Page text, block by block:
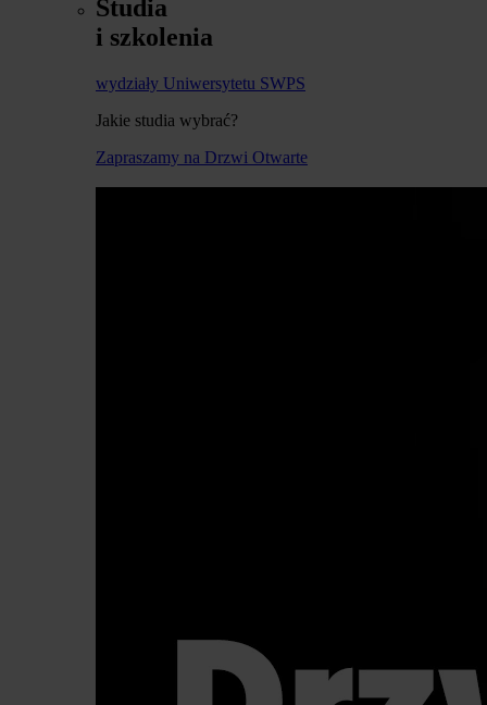
Studia
i szkolenia
wydziały Uniwersytetu SWPS
Jakie studia wybrać?
Zapraszamy na Drzwi Otwarte